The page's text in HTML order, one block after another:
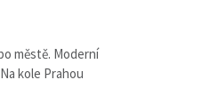
městě. Moderní
kole Prahou